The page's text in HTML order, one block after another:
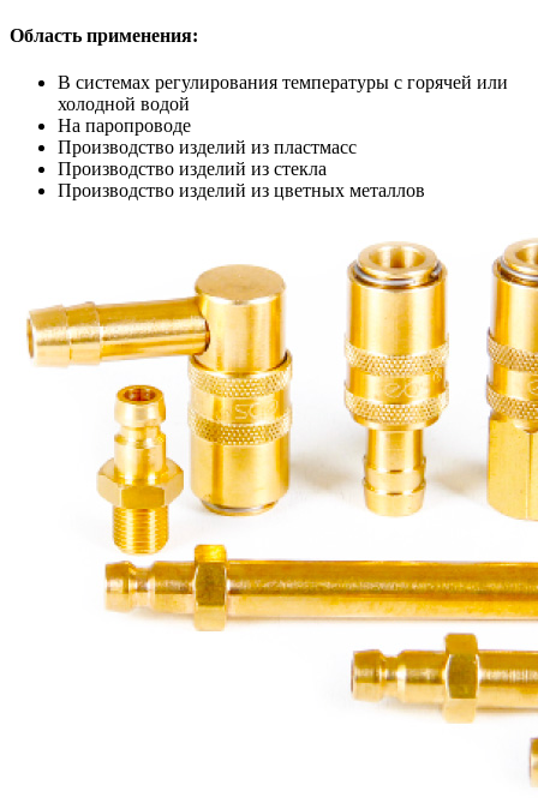
Область применения:
В системах регулирования температуры с горячей или
холодной водой
На паропроводе
Производство изделий из пластмасс
Производство изделий из стекла
Производство изделий из цветных металлов